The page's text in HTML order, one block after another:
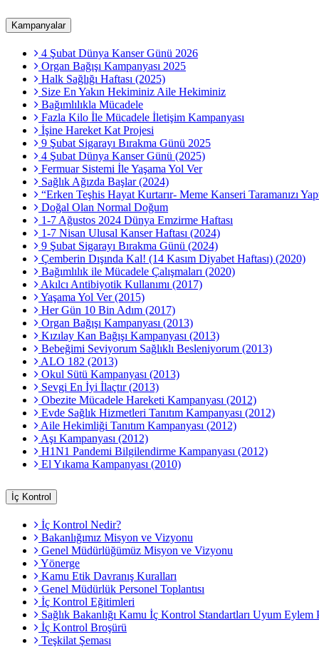
Kampanyalar
4 Şubat Dünya Kanser Günü 2026
Organ Bağışı Kampanyası 2025
Halk Sağlığı Haftası (2025)
Size En Yakın Hekiminiz Aile Hekiminiz
Bağımlılıkla Mücadele
Fazla Kilo İle Mücadele İletişim Kampanyası
İşine Hareket Kat Projesi
9 Şubat Sigarayı Bırakma Günü 2025
4 Şubat Dünya Kanser Günü (2025)
Fermuar Sistemi İle Yaşama Yol Ver
Sağlık Ağızda Başlar (2024)
“Erken Teşhis Hayat Kurtarır- Meme Kanseri Taramanızı
Doğal Olan Normal Doğum
1-7 Ağustos 2024 Dünya Emzirme Haftası
1-7 Nisan Ulusal Kanser Haftası (2024)
9 Şubat Sigarayı Bırakma Günü (2024)
Çemberin Dışında Kal! (14 Kasım Diyabet Haftası) (2020)
Bağımlılık ile Mücadele Çalışmaları (2020)
Akılcı Antibiyotik Kullanımı (2017)
Yaşama Yol Ver (2015)
Her Gün 10 Bin Adım (2017)
Organ Bağışı Kampanyası (2013)
Kızılay Kan Bağışı Kampanyası (2013)
Bebeğimi Seviyorum Sağlıklı Besleniyorum (2013)
ALO 182 (2013)
Okul Sütü Kampanyası (2013)
Sevgi En İyi İlaçtır (2013)
Obezite Mücadele Hareketi Kampanyası (2012)
Evde Sağlık Hizmetleri Tanıtım Kampanyası (2012)
Aile Hekimliği Tanıtım Kampanyası (2012)
Aşı Kampanyası (2012)
H1N1 Pandemi Bilgilendirme Kampanyası (2012)
El Yıkama Kampanyası (2010)
İç Kontrol
İç Kontrol Nedir?
Bakanlığımız Misyon ve Vizyonu
Genel Müdürlüğümüz Misyon ve Vizyonu
Yönerge
Kamu Etik Davranış Kuralları
Genel Müdürlük Personel Toplantısı
İç Kontrol Eğitimleri
Sağlık Bakanlığı Kamu İç Kontrol Standartları Uyum Eylem
İç Kontrol Broşürü
Teşkilat Şeması